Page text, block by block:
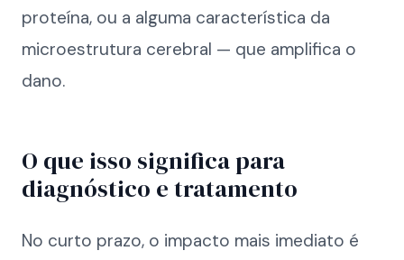
proteína, ou a alguma característica da
microestrutura cerebral — que amplifica o
dano.
O que isso significa para
diagnóstico e tratamento
No curto prazo, o impacto mais imediato é